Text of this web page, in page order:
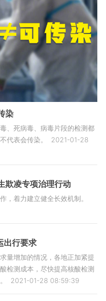
染
、死病毒、病毒片段的检测都
代表会传染。
2021-01-28
欺凌专项治理行动
，着力建立健全长效机制。
出行要求
量增加的情况，各地正加紧提
检测成本，尽快提高核酸检测
2021-01-28 08:59:39